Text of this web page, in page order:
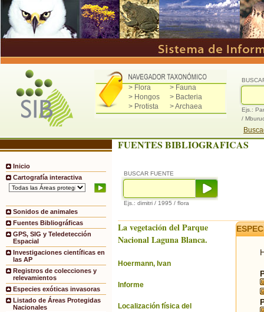
> Flora
> Fauna
> Hongos
> Bacteria
> Protista
> Archaea
Ejs.:
/
Inicio
Cartografía interactiva
Sonidos de animales
Fuentes Bibliográficas
GPS, SIG y Teledetección
Espacial
Investigaciones científicas en
las AP
Registros de colecciones y
relevamientos
Especies exóticas invasoras
Listado de Áreas Protegidas
Nacionales
FUENTES BIBLIOGRAFICAS
BUSCAR FUENTE
Ejs.: dimitri / 1995 / flora
La vegetación del Parque
Nacional Laguna Blanca.
Hoermann, Ivan
Informe
Localización física del